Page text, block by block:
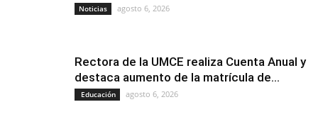
Noticias agosto 6, 2026
Rectora de la UMCE realiza Cuenta Anual y
destaca aumento de la matrícula de...
Educación agosto 6, 2026